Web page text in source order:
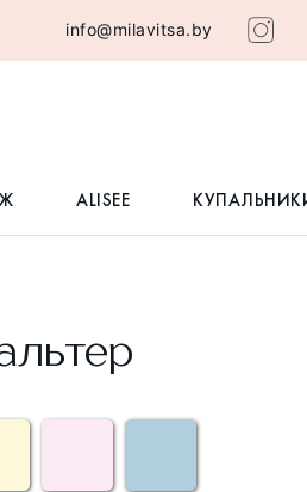
info@milavitsa.by
ALISEE